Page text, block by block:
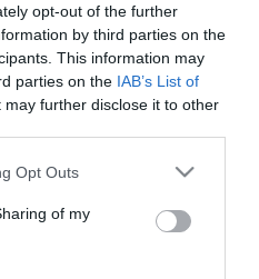
opt-out of the further
by third parties on the
This information may
parties on the IAB’s List of
may further disclose it to other
uses one or more Google
behaviour. You may click to
and its third-party tags to
purposes in below Google
Opt Outs
of my